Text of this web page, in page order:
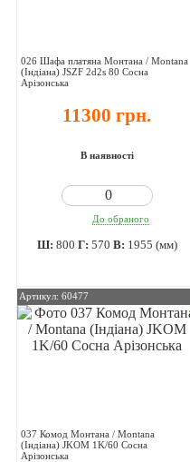
026 Шафа платяна Монтана / Montana
(Індіана) JSZF 2d2s 80 Сосна
Арізонська
11300 грн.
В наявності
До обраного
Ш: 800 Г: 570 В: 1955 (мм)
Артикул: 60477
037 Комод Монтана / Montana
(Індіана) JKOM 1K/60 Сосна
Арізонська